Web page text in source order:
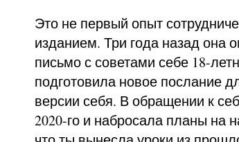
Это не первый опыт
изданием. Три года назад она
письмо с советами себе 18-
подготовила новое послание
версии себя. В обращении к
2020-го и набросала планы на